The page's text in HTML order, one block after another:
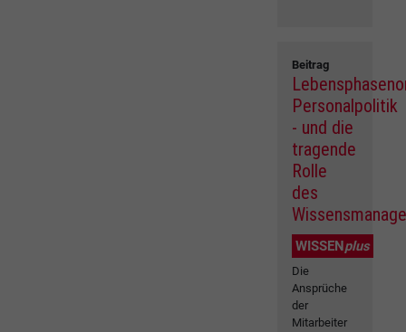
Beitrag
Personalpolitik
- und die
tragende
Rolle
des
WISSENplus
Die
Ansprüche
der
Mitarbeiter